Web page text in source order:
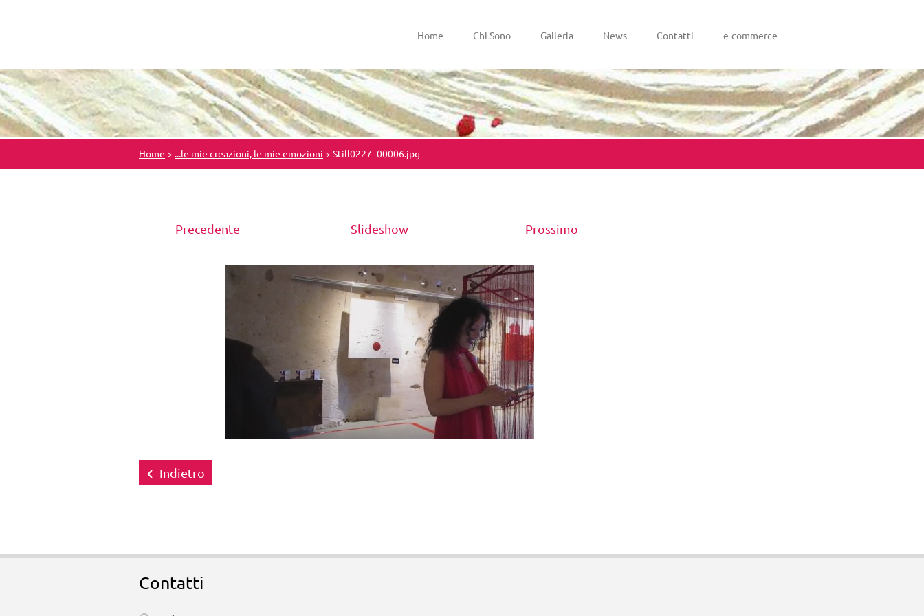
Home Chi Sono Galleria News Contatti e-commerce
Home > ...le mie creazioni, le mie emozioni > Still0227_00006.jpg
Precedente Slideshow Prossimo
Indietro
Contatti